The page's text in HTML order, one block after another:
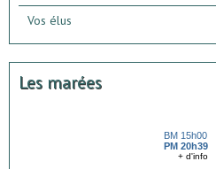
Vos élus
Les marées